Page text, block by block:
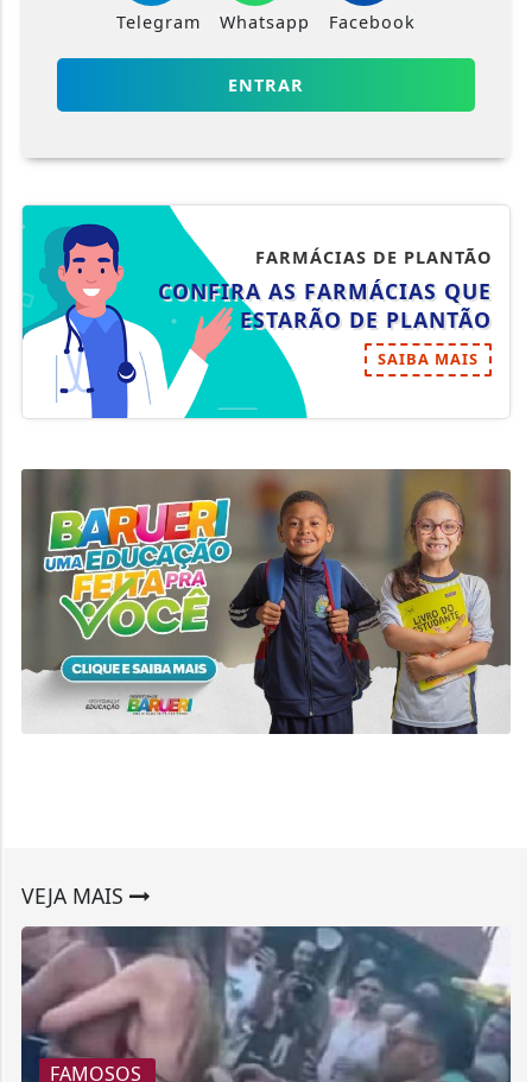
Telegram Whatsapp Facebook
ENTRAR
FARMÁCIAS DE PLANTÃO
CONFIRA AS FARMÁCIAS QUE
ESTARÃO DE PLANTÃO
SAIBA MAIS
VEJA MAIS
FAMOSOS